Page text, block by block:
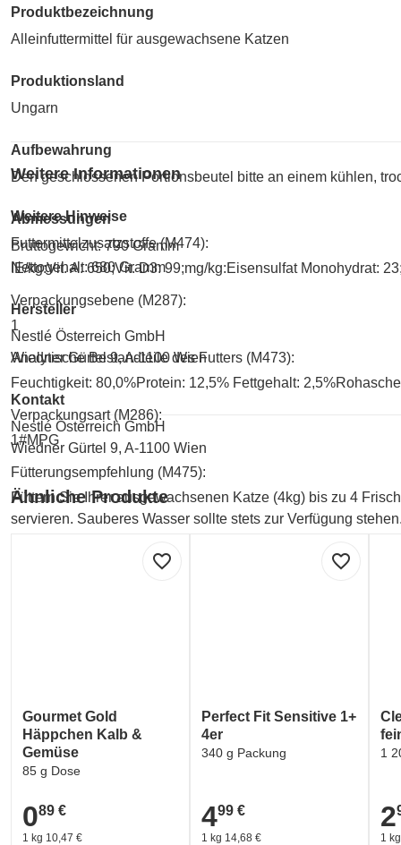
Produktbezeichnung
Alleinfuttermittel für ausgewachsene Katzen
Produktionsland
Ungarn
Aufbewahrung
Den geschlossenen Portionsbeutel bitte an einem kühlen,
Abmessungen
Bruttogewicht: 790 Gramm
Nettogehalt: 680 Gramm
Hersteller
Nestlé Österreich GmbH
Wiedner Gürtel 9, A-1100 Wien
Kontakt
Nestlé Österreich GmbH
Wiedner Gürtel 9, A-1100 Wien
Weitere Informationen
Weitere Hinweise
Futtermittelzusatzstoffe (M474):
IE/kg:Vit. A: 650;Vit. D3: 99;mg/kg:Eisensulfat Monohydrat:
Verpackungsebene (M287):
1
Analytische Bestandteile des Futters (M473):
Feuchtigkeit: 80,0%Protein: 12,5% Fettgehalt:
Verpackungsart (M286):
1#MPG
Fütterungsempfehlung (M475):
Füttern Sie Ihrer ausgewachsenen Katze (4kg) bis zu 4
servieren. Sauberes Wasser sollte stets zur Verfügung
Mineralstoffe,Zucker.Rabbit:Zusammensetzung: Fleisch
Zucker.
Ähnliche Produkte
favorite_border
Gourmet Gold
Häppchen Kalb &
Gemüse
85 g Dose
0,89 €
089 €
1 kg 10,47 €
favorite_border
Perfect Fit Sensitive 1+
4er
340 g Packung
4,99 €
499 €
1 kg 14,68 €
1
2
1